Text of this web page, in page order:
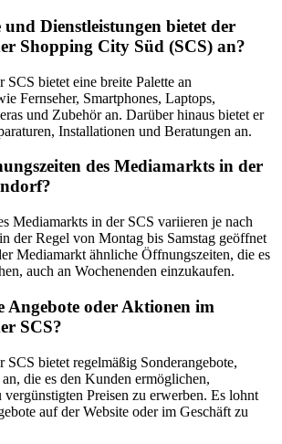
Dienstleistungen bietet der
Shopping City Süd (SCS) an?
bietet eine breite Palette an
Fernseher, Smartphones, Laptops,
und Zubehör an. Darüber hinaus bietet er
Installationen und Beratungen an.
des Mediamarkts in der
Mediamarkts in der SCS variieren je nach
der Regel von Montag bis Samstag geöffnet
Mediamarkt ähnliche Öffnungszeiten, die es
auch an Wochenenden einzukaufen.
Angebote oder Aktionen im
SCS?
bietet regelmäßig Sonderangebote,
die es den Kunden ermöglichen,
Preisen zu erwerben. Es lohnt
auf der Website oder im Geschäft zu